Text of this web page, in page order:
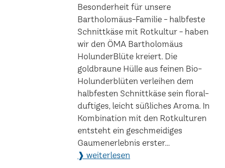
Besonderheit für unsere
Bartholomäus-Familie - halbfeste
Schnittkäse mit Rotkultur - haben
wir den ÖMA Bartholomäus
HolunderBlüte kreiert. Die
goldbraune Hülle aus feinen Bio-
Holunderblüten verleihen dem
halbfesten Schnittkäse sein floral-
duftiges, leicht süßliches Aroma. In
Kombination mit den Rotkulturen
entsteht ein geschmeidiges
Gaumenerlebnis erster...
❱ weiterlesen